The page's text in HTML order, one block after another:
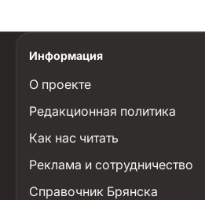
Информация
О проекте
Редакционная политика
Как нас читать
Реклама и сотрудничество
Справочник Брянска